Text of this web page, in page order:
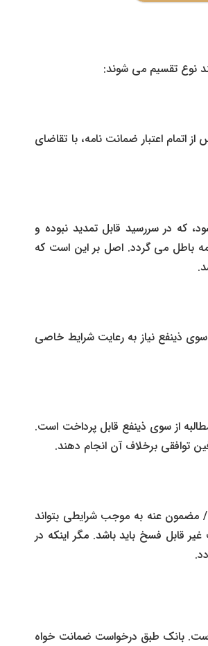
نوع تقسیم می شوند:
اعتبار ضمانت نامه، با تقاضای
که در سررسید قابل تمدید نبوده و
باطل می گردد. اصل بر این است که
ذینفع نیاز به رعایت شرایط خاصی
از سوی ذینفع قابل پرداخت است.
توافقی برخلاف آن انجام دهند.
عنه به موجب شرایطی بتواند
قابل فسخ باید باشد. مگر اینکه در
است. بانک طبق درخواست ضمانت خواه